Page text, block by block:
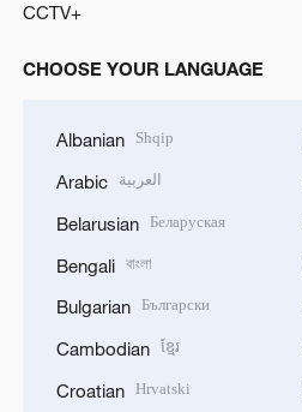
CCTV+
CHOOSE YOUR LANGUAGE
Albanian Shqip
Arabic العربية
Belarusian Беларуская
Bengali বাংলা
Bulgarian Български
Cambodian ខ្មែរ
Croatian Hrvatski